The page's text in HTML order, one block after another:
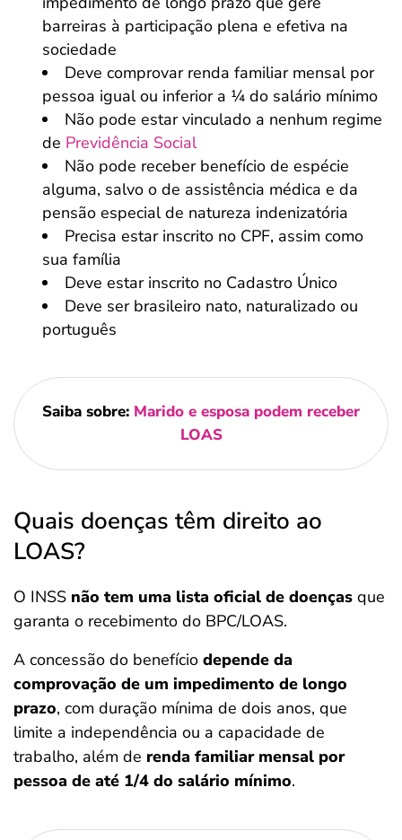
barreiras à participação plena e efetiva na
sociedade
Deve comprovar renda familiar mensal por
pessoa igual ou inferior a ¼ do salário mínimo
Não pode estar vinculado a nenhum regime
de Previdência Social
Não pode receber benefício de espécie
alguma, salvo o de assistência médica e da
pensão especial de natureza indenizatória
Precisa estar inscrito no CPF, assim como
sua família
Deve estar inscrito no Cadastro Único
Deve ser brasileiro nato, naturalizado ou
português
Saiba sobre: Marido e esposa podem receber
LOAS
Quais doenças têm direito ao
LOAS?
O INSS não tem uma lista oficial de doenças que
garanta o recebimento do BPC/LOAS.
A concessão do benefício depende da
comprovação de um impedimento de longo
prazo, com duração mínima de dois anos, que
limite a independência ou a capacidade de
trabalho, além de renda familiar mensal por
pessoa de até 1/4 do salário mínimo.